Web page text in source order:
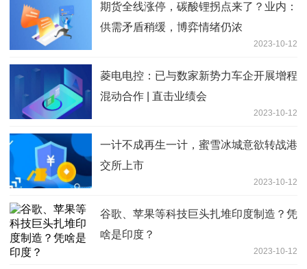
期货全线涨停，碳酸锂拐点来了？业内：
供需矛盾稍缓，博弈情绪仍浓
2023-10-12
菱电电控：已与数家新势力车企开展增程
混动合作 | 直击业绩会
2023-10-12
一计不成再生一计，蜜雪冰城意欲转战港
交所上市
2023-10-12
谷歌、苹果等科技巨头扎堆印度制造？凭
啥是印度？
2023-10-12